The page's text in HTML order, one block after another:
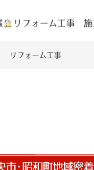
リフォーム工事 施
リフォーム工事